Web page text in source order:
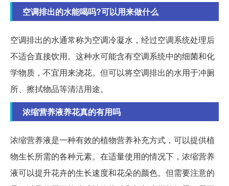
空调排出的水能喝吗?可以用来做什么
空调排出的水通常称为空调冷凝水，经过空调系统处理后
不适合直接饮用。这种水可能含有空调系统中的细菌和化
学物质，不宜用来浇花。但可以将空调排出的水用于冲厕
所、擦拭物品等清洁用途。
浓缩营养液养花真的有用吗
浓缩营养液是一种有效的植物营养补充方式，可以提供植
物生长所需的各种元素。在适量使用的情况下，浓缩营养
液可以提升花卉的生长速度和花朵的颜色。但需要注意的